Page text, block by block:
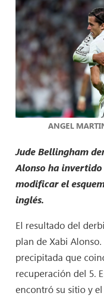
ANGEL
Jude Bellingham
Alonso ha
modificar el
inglés.
El resultado del
plan de Xabi
precipitada que
recuperación del 5.
encontró su sitio y